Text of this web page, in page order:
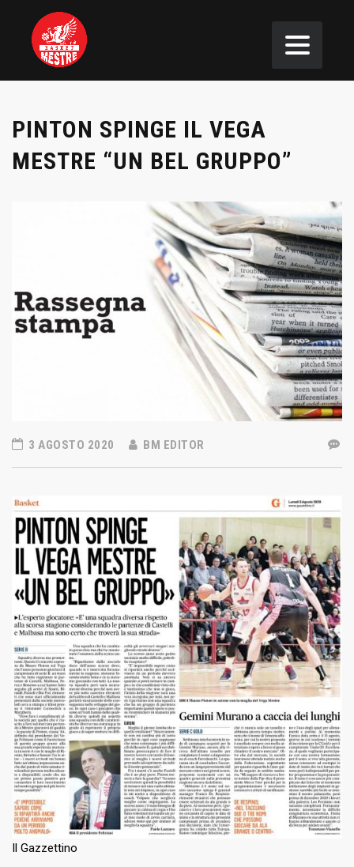
PINTON SPINGE IL VEGA
MESTRE “UN BEL GRUPPO”
3 AGOSTO 2020 BM EDITOR
Il Gazzettino